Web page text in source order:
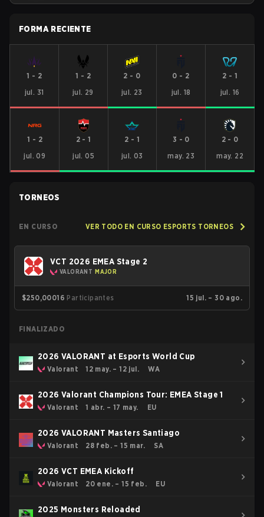
FORMA RECIENTE
1 - 2
jul. 31
1 - 2
jul. 29
2 - 0
jul. 23
0 - 2
jul. 18
2 - 1
jul. 16
1 - 2
jul. 09
2 -1
jul. 05
2 -1
jul. 03
3 - 0
may. 23
2- 0
may. 22
TORNEOS
EN CURSO VER TODO EN CURSO ESPORTS TORNEOS
VCT 2026 EMEA Stage 2
VALORANT MAJOR
$250,00016 Participantes 15 jul. – 30 ago.
FINALIZADO
2026 VALORANT at Esports World Cup
Valorant 12 may. – 12 jul. WA
2026 Valorant Champions Tour: EMEA Stage 1
Valorant 1 abr. – 17 may. EU
2026 VALORANT Masters Santiago
Valorant 28 feb. – 15 mar. SA
2026 VCT EMEA Kickoff
Valorant 20 ene. – 15 feb. EU
2025 Monsters Reloaded